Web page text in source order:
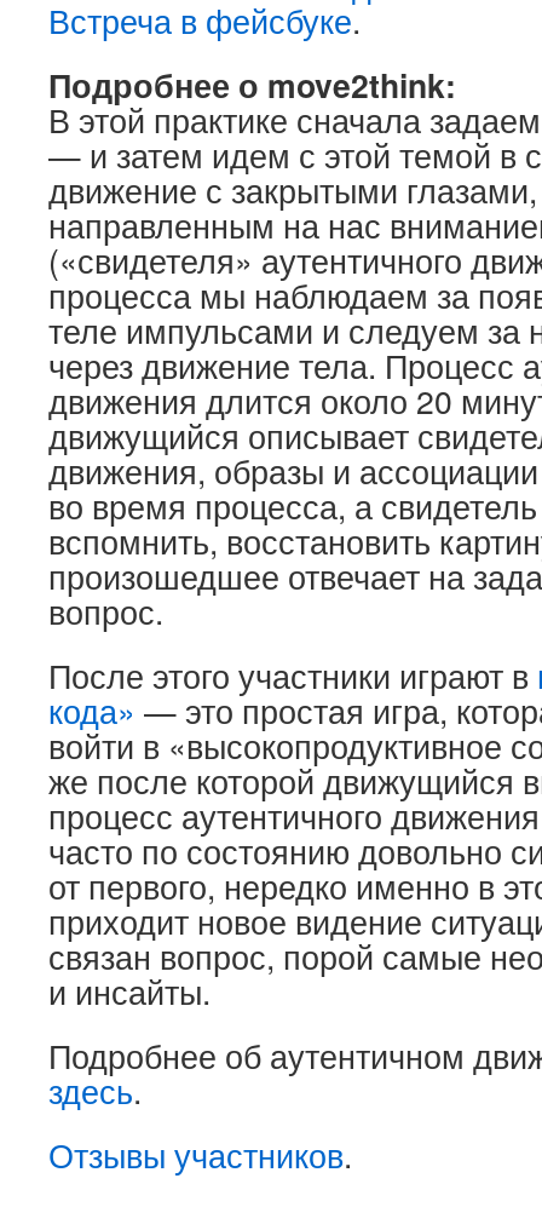
Встреча в фейсбуке.
Подробнее о move2think:
В этой практике сначала
— и затем идем с этой темой в
движение с закрытыми
направленным на нас
(«свидетеля» аутентичного
процесса мы наблюдаем за
теле импульсами и следуем за
через движение тела. Процесс
движения длится около 20
движущийся описывает
движения, образы и
во время процесса, а
вспомнить, восстановить
произошедшее отвечает на
вопрос.
После этого участники играют в
кода» — это простая игра,
войти в «высокопродуктивное
же после которой движущийся
процесс аутентичного
часто по состоянию довольно
от первого, нередко именно в
приходит новое видение
связан вопрос, порой самые
и инсайты.
Подробнее об аутентичном
здесь.
Отзывы участников.